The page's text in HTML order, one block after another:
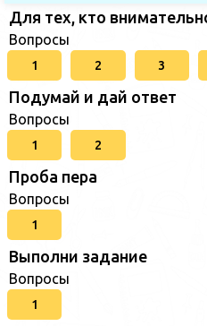
Для тех, кто
Вопросы
1 2 3
Подумай и дай ответ
Вопросы
1 2
Проба пера
Вопросы
1
Выполни задание
Вопросы
1